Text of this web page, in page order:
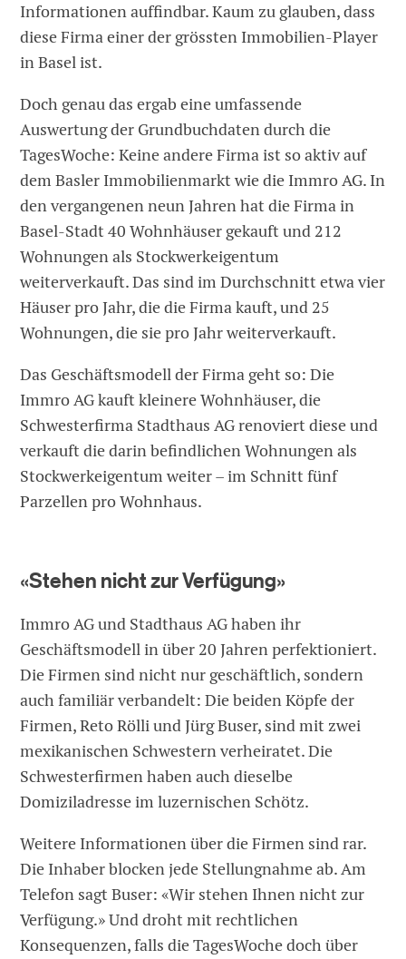
Informationen auffindbar. Kaum zu glauben, dass
diese Firma einer der grössten Immobilien-Player
in Basel ist.
Doch genau das ergab eine umfassende
Auswertung der Grundbuchdaten durch die
TagesWoche: Keine andere Firma ist so aktiv auf
dem Basler Immobilienmarkt wie die Immro AG. In
den vergangenen neun Jahren hat die Firma in
Basel-Stadt 40 Wohnhäuser gekauft und 212
Wohnungen als Stockwerkeigentum
weiterverkauft. Das sind im Durchschnitt etwa vier
Häuser pro Jahr, die die Firma kauft, und 25
Wohnungen, die sie pro Jahr weiterverkauft.
Das Geschäftsmodell der Firma geht so: Die
Immro AG kauft kleinere Wohnhäuser, die
Schwesterfirma Stadthaus AG renoviert diese und
verkauft die darin befindlichen Wohnungen als
Stockwerkeigentum weiter – im Schnitt fünf
Parzellen pro Wohnhaus.
«Stehen nicht zur Verfügung»
Immro AG und Stadthaus AG haben ihr
Geschäftsmodell in über 20 Jahren perfektioniert.
Die Firmen sind nicht nur geschäftlich, sondern
auch familiär verbandelt: Die beiden Köpfe der
Firmen, Reto Rölli und Jürg Buser, sind mit zwei
mexikanischen Schwestern verheiratet. Die
Schwesterfirmen haben auch dieselbe
Domiziladresse im luzernischen Schötz.
Weitere Informationen über die Firmen sind rar.
Die Inhaber blocken jede Stellungnahme ab. Am
Telefon sagt Buser: «Wir stehen Ihnen nicht zur
Verfügung.» Und droht mit rechtlichen
Konsequenzen, falls die TagesWoche doch über